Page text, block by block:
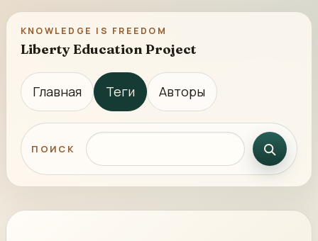
KNOWLEDGE IS FREEDOM
Liberty Education Project
Главная Теги Авторы
ПОИСК Поиск по сайту